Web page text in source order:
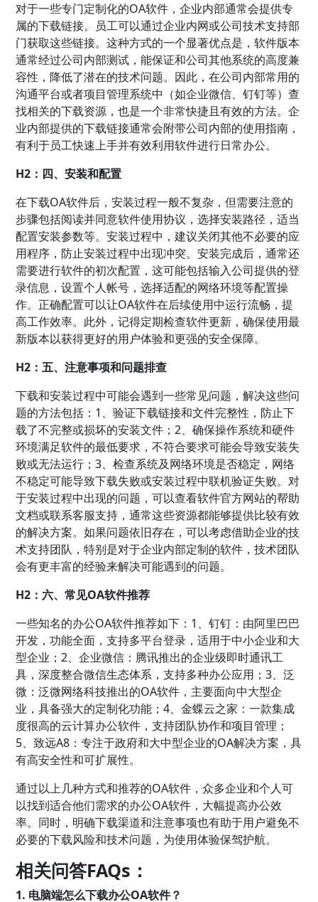
对于一些专门定制化的OA软件，企业内部通常会提供专
属的下载链接。员工可以通过企业内网或公司技术支持部
门获取这些链接。这种方式的一个显著优点是，软件版本
通常经过公司内部测试，能保证和公司其他系统的高度兼
容性，降低了潜在的技术问题。因此，在公司内部常用的
沟通平台或者项目管理系统中（如企业微信、钉钉等）查
找相关的下载资源，也是一个非常快捷且有效的方法。企
业内部提供的下载链接通常会附带公司内部的使用指南，
有利于员工快速上手并有效利用软件进行日常办公。
H2：四、安装和配置
在下载OA软件后，安装过程一般不复杂，但需要注意的
步骤包括阅读并同意软件使用协议，选择安装路径，适当
配置安装参数等。安装过程中，建议关闭其他不必要的应
用程序，防止安装过程中出现冲突。安装完成后，通常还
需要进行软件的初次配置，这可能包括输入公司提供的登
录信息，设置个人帐号，选择适配的网络环境等配置操
作。正确配置可以让OA软件在后续使用中运行流畅，提
高工作效率。此外，记得定期检查软件更新，确保使用最
新版本以获得更好的用户体验和更强的安全保障。
H2：五、注意事项和问题排查
下载和安装过程中可能会遇到一些常见问题，解决这些问
题的方法包括：1、验证下载链接和文件完整性，防止下
载了不完整或损坏的安装文件；2、确保操作系统和硬件
环境满足软件的最低要求，不符合要求可能会导致安装失
败或无法运行；3、检查系统及网络环境是否稳定，网络
不稳定可能导致下载失败或安装过程中联机验证失败。对
于安装过程中出现的问题，可以查看软件官方网站的帮助
文档或联系客服支持，通常这些资源都能够提供比较有效
的解决方案。如果问题依旧存在，可以考虑借助企业的技
术支持团队，特别是对于企业内部定制的软件，技术团队
会有更丰富的经验来解决可能遇到的问题。
H2：六、常见OA软件推荐
一些知名的办公OA软件推荐如下：1、钉钉：由阿里巴巴
开发，功能全面，支持多平台登录，适用于中小企业和大
型企业；2、企业微信：腾讯推出的企业级即时通讯工
具，深度整合微信生态体系，支持多种办公应用；3、泛
微：泛微网络科技推出的OA软件，主要面向中大型企
业，具备强大的定制化功能；4、金蝶云之家：一款集成
度很高的云计算办公软件，支持团队协作和项目管理；
5、致远A8：专注于政府和大中型企业的OA解决方案，具
有高安全性和可扩展性。
通过以上几种方式和推荐的OA软件，众多企业和个人可
以找到适合他们需求的办公OA软件，大幅提高办公效
率。同时，明确下载渠道和注意事项也有助于用户避免不
必要的下载风险和技术问题，为使用体验保驾护航。
相关问答FAQs：
1. 电脑端怎么下载办公OA软件？